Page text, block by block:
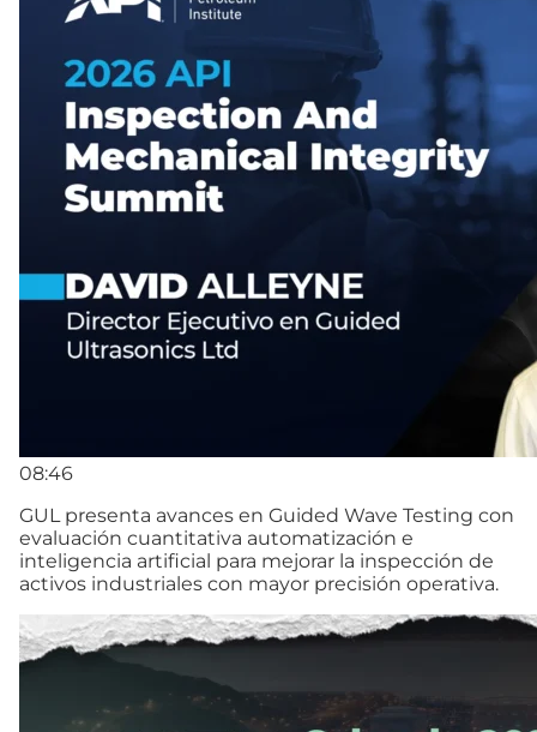
08:46
GUL presenta avances en Guided Wave Testing con
evaluación cuantitativa automatización e
inteligencia artificial para mejorar la inspección de
activos industriales con mayor precisión operativa.